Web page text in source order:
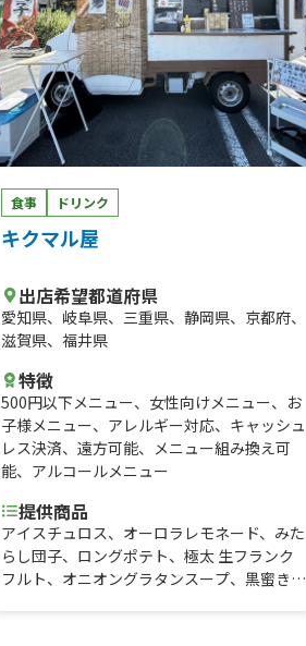
食事 ドリンク
キクマル屋
出店希望都道府県
愛知県、 岐阜県、 三重県、 静岡県、 京都府、
滋賀県、 福井県
特徴
500円以下メニュー、 女性向けメニュー、 お
子様メニュー、 アレルギー対応、 キャッシュ
レス決済、 遠方可能、
メニュー組み換え可
能、 アルコールメニュー
提供商品
アイスチュロス、オーロラレモネード、みた
らし団子、ロングポテト、極太 生フランク
フルト、オニオングラタンスープ、黒蜜きな